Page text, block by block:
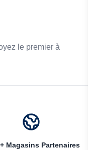
le premier à
Magasins Partenaires